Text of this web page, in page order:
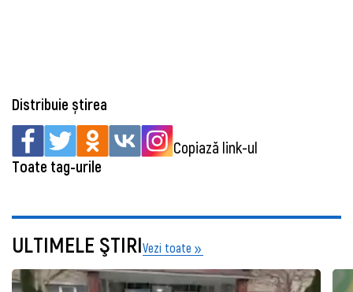
Distribuie știrea
Copiază link-ul
Toate tag-urile
ULTIMELE ŞTIRIVezi toate